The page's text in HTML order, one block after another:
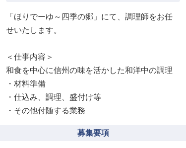
「ほりでーゆ～四季の郷」にて、調理師をお任
せいたします。
＜仕事内容＞
和食を中心に信州の味を活かした和洋中の調理
・材料準備
・仕込み、調理、盛付け等
・その他付随する業務
募集要項